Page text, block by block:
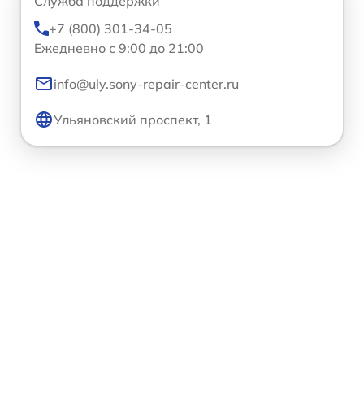
+7 (800) 301-34-05
Ежедневно с 9:00 до 21:00
info@uly.sony-repair-center.ru
Ульяновский проспект, 1